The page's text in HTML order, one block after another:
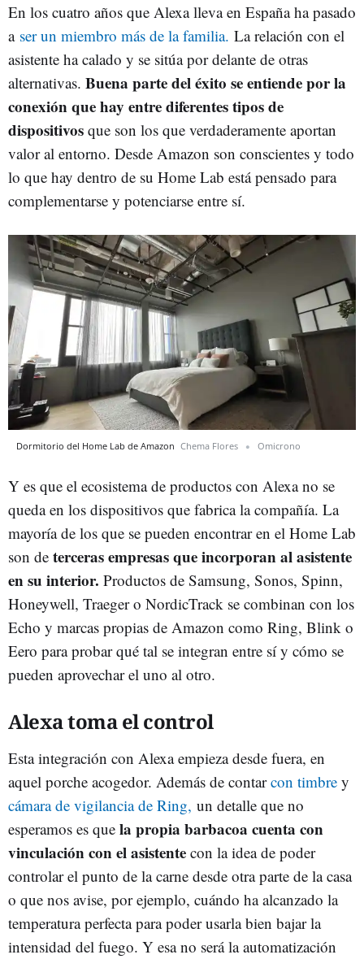
En los cuatro años que Alexa lleva en España ha pasado
a ser un miembro más de la familia. La relación con el
asistente ha calado y se sitúa por delante de otras
alternativas. Buena parte del éxito se entiende por la
conexión que hay entre diferentes tipos de
dispositivos que son los que verdaderamente aportan
valor al entorno. Desde Amazon son conscientes y todo
lo que hay dentro de su Home Lab está pensado para
complementarse y potenciarse entre sí.
Dormitorio del Home Lab de Amazon Chema Flores Omicrono
Y es que el ecosistema de productos con Alexa no se
queda en los dispositivos que fabrica la compañía. La
mayoría de los que se pueden encontrar en el Home Lab
son de terceras empresas que incorporan al asistente
en su interior. Productos de Samsung, Sonos, Spinn,
Honeywell, Traeger o NordicTrack se combinan con los
Echo y marcas propias de Amazon como Ring, Blink o
Eero para probar qué tal se integran entre sí y cómo se
pueden aprovechar el uno al otro.
Alexa toma el control
Esta integración con Alexa empieza desde fuera, en
aquel porche acogedor. Además de contarcon timbre y
cámara de vigilancia de Ring, un detalle que no
esperamos es que la propia barbacoa cuenta con
vinculación con el asistente con la idea de poder
controlar el punto de la carne desde otra parte de la casa
o que nos avise, por ejemplo, cuándo ha alcanzado la
temperatura perfecta para poder usarla bien bajar la
intensidad del fuego. Y esa no será la automatización